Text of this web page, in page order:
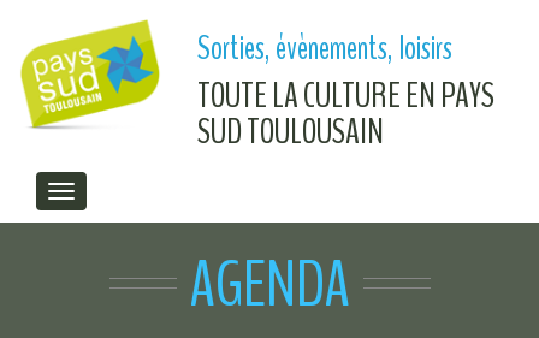
Sorties, évènements, loisirs
TOUTE LA CULTURE EN PAYS
SUD TOULOUSAIN
AGENDA